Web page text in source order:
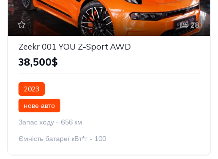
28
Zeekr 001 YOU Z-Sport AWD
38,500$
2023
нове авто
Запас ходу - 656 км
Ємність батареї кВт*г - 100